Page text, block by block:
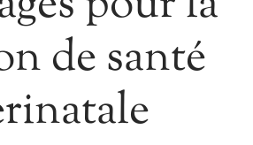
de santé